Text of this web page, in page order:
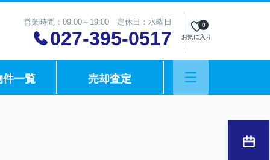
営業時間：09:00～19:00 定休日：水曜日
027-395-0517 お気に入り
0
件一覧 売却査定